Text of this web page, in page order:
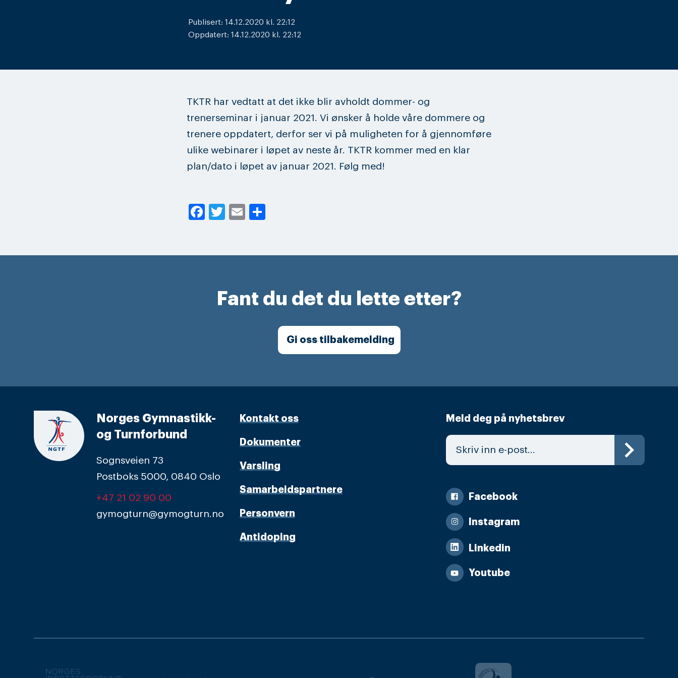
Publisert: 14.12.2020 kl. 22:12
Oppdatert: 14.12.2020 kl. 22:12
TKTR har vedtatt at det ikke blir avholdt dommer- og
trenerseminar i januar 2021. Vi ønsker å holde våre dommere og
trenere oppdatert, derfor ser vi på muligheten for å gjennomføre
ulike webinarer i løpet av neste år. TKTR kommer med en klar
plan/dato i løpet av januar 2021. Følg med!
Facebook
Twitter
Email
Fant du det du lette etter?
Gi oss tilbakemelding
Norges Gymnastikk-
og Turnforbund
Sognsveien 73
Postboks 5000, 0840 Oslo
+47 21 02 90 00
gymogturn@gymogturn.no
Kontakt oss
Dokumenter
Varsling
Samarbeidspartnere
Personvern
Antidoping
Meld deg på nyhetsbrev
Facebook
Instagram
Linkedin
Youtube